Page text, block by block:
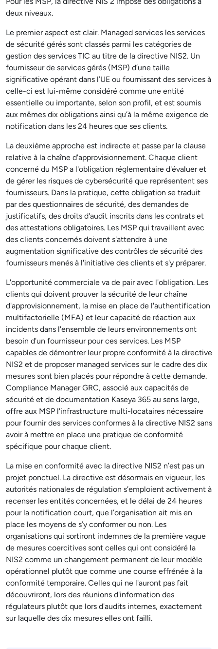
deux niveaux.
Le premier aspect est clair. Managed services les services
de sécurité gérés sont classés parmi les catégories de
gestion des services TIC au titre de la directive NIS2. Un
fournisseur de services gérés (MSP) d’une taille
significative opérant dans l’UE ou fournissant des services à
celle-ci est lui-même considéré comme une entité
essentielle ou importante, selon son profil, et est soumis
aux mêmes dix obligations ainsi qu’à la même exigence de
notification dans les 24 heures que ses clients.
La deuxième approche est indirecte et passe par la clause
relative à la chaîne d'approvisionnement. Chaque client
concerné du MSP a l'obligation réglementaire d'évaluer et
de gérer les risques de cybersécurité que représentent ses
fournisseurs. Dans la pratique, cette obligation se traduit
par des questionnaires de sécurité, des demandes de
justificatifs, des droits d'audit inscrits dans les contrats et
des attestations obligatoires. Les MSP qui travaillent avec
des clients concernés doivent s'attendre à une
augmentation significative des contrôles de sécurité des
fournisseurs menés à l'initiative des clients et s'y préparer.
L'opportunité commerciale va de pair avec l'obligation. Les
clients qui doivent prouver la sécurité de leur chaîne
d'approvisionnement, la mise en place de l'authentification
multifactorielle (MFA) et leur capacité de réaction aux
incidents dans l'ensemble de leurs environnements ont
besoin d'un fournisseur pour ces services. Les MSP
capables de démontrer leur propre conformité à la directive
NIS2 et de proposer managed services sur le cadre des dix
mesures sont bien placés pour répondre à cette demande.
Compliance Manager GRC, associé aux capacités de
sécurité et de documentation Kaseya 365 au sens large,
offre aux MSP l'infrastructure multi-locataires nécessaire
pour fournir des services conformes à la directive NIS2 sans
avoir à mettre en place une pratique de conformité
spécifique pour chaque client.
La mise en conformité avec la directive NIS2 n’est pas un
projet ponctuel. La directive est désormais en vigueur, les
autorités nationales de régulation s’emploient activement à
recenser les entités concernées, et le délai de 24 heures
pour la notification court, que l’organisation ait mis en
place les moyens de s’y conformer ou non. Les
organisations qui sortiront indemnes de la première vague
de mesures coercitives sont celles qui ont considéré la
NIS2 comme un changement permanent de leur modèle
opérationnel plutôt que comme une course effrénée à la
conformité temporaire. Celles qui ne l'auront pas fait
découvriront, lors des réunions d'information des
régulateurs plutôt que lors d'audits internes, exactement
sur laquelle des dix mesures elles ont failli.